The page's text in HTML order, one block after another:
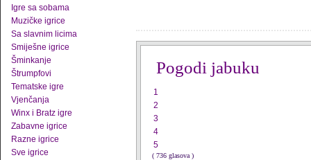
Igre sa sobama
Muzičke igrice
Sa slavnim licima
Smiješne igrice
Šminkanje
Štrumpfovi
Tematske igre
Vjenčanja
Winx i Bratz igre
Zabavne igrice
Razne igrice
Sve igrice
Pogodi jabuku
1
2
3
4
5
( 736 glasova )